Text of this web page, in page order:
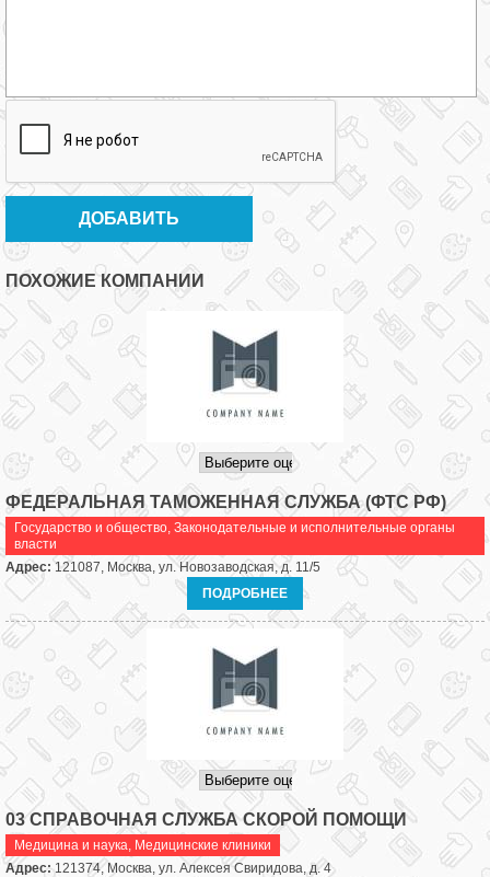
ПОХОЖИЕ КОМПАНИИ
ФЕДЕРАЛЬНАЯ ТАМОЖЕННАЯ СЛУЖБА (ФТС РФ)
Государство и общество, Законодательные и исполнительные органы
власти
Адрес: 121087, Москва, ул. Новозаводская, д. 11/5
ПОДРОБНЕЕ
03 СПРАВОЧНАЯ СЛУЖБА СКОРОЙ ПОМОЩИ
Медицина и наука, Медицинские клиники
Адрес:121374, Москва, ул. Алексея Свиридова, д. 4